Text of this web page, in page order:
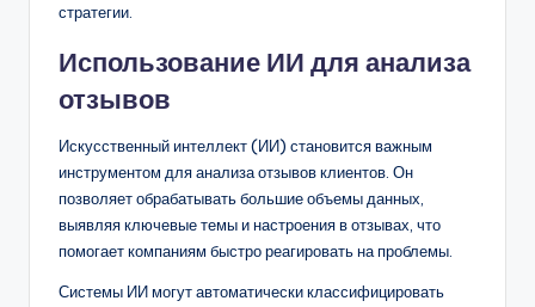
стратегии.
Использование ИИ для анализа
отзывов
Искусственный интеллект (ИИ) становится важным
инструментом для анализа отзывов клиентов. Он
позволяет обрабатывать большие объемы данных,
выявляя ключевые темы и настроения в отзывах, что
помогает компаниям быстро реагировать на проблемы.
Системы ИИ могут автоматически классифицировать